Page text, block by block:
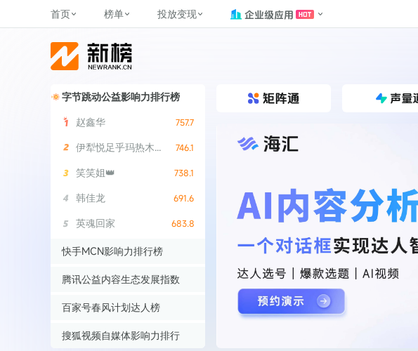
首页 榜单 投放变现
新媒体，找新榜
公司）于2014年11月11日起正式运
营，目前在上海、北京、成都、广
了解更多
榜单
覆盖公众号、小红书、抖音等多个
（日、周、月）
前往 榜单
2026 NEWRANK
百家号春风计划MCN机构
榜、达人榜
榜
快手MCN影响力排行榜
腾讯公益内容生态发展指数
投放变现
找号做投放，品效加种草
推广营销服务
前往 有赚
NEWRANK
全平台素人推广
小红书聚光投放
新媒体数字资产管理
助力企业数字化转型
理，提升品牌影响力
2026NEWRANK
matrix.newrank.cn
理、数字化提效、智能化分析
增值服务：提供如体系培训、走访研
字节跳动公益影响力排行榜
赵鑫华
757.7
伊犁悦足乎玛热木巴合提亚尔 746.1
笑笑姐👑 738.1
韩佳龙 691.6
英魂回家 683.8
快手MCN影响力排行榜
赵鑫华
757.7
伊犁悦足乎玛热木巴合提亚尔
腾讯公益内容生态发展指数
赵鑫华
伊犁悦足乎玛热木巴合提亚尔 746.1
百家号春风计划达人榜
赵鑫华
757.7
搜狐视频自媒体影响力排行